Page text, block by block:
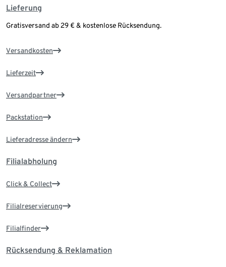
Lieferung
Gratisversand ab 29 € & kostenlose Rücksendung.
Versandkosten
Lieferzeit
Versandpartner
Packstation
Lieferadresse ändern
Filialabholung
Click & Collect
Filialreservierung
Filialfinder
Rücksendung & Reklamation